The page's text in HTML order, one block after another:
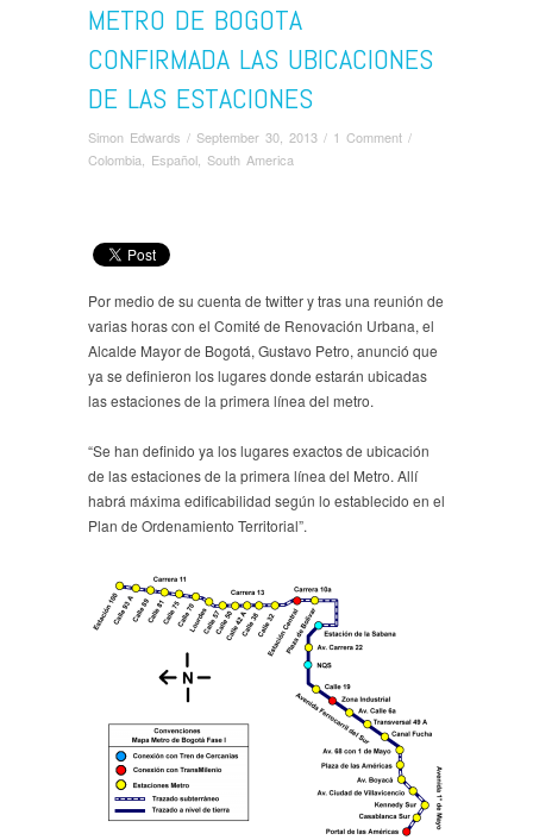
METRO DE BOGOTA
CONFIRMADA LAS UBICACIONES
DE LAS ESTACIONES
Simon Edwards / September 30, 2013 / 1 Comment /
Colombia, Español, South America
Por medio de su cuenta de twitter y tras una reunión de
varias horas con el Comité de Renovación Urbana, el
Alcalde Mayor de Bogotá, Gustavo Petro, anunció que
ya se definieron los lugares donde estarán ubicadas
las estaciones de la primera línea del metro.
“Se han definido ya los lugares exactos de ubicación
de las estaciones de la primera línea del Metro. Allí
habrá máxima edificabilidad según lo establecido en el
Plan de Ordenamiento Territorial”.